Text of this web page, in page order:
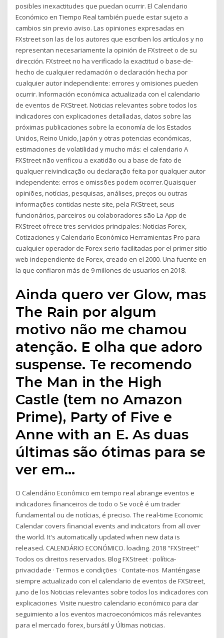
posibles inexactitudes que puedan ocurrir. El Calendario
Económico en Tiempo Real también puede estar sujeto a
cambios sin previo aviso. Las opiniones expresadas en
FXstreet son las de los autores que escriben los artículos y no
representan necesariamente la opinión de FXstreet o de su
dirección. FXstreet no ha verificado la exactitud o base-de-
hecho de cualquier reclamación o declaración hecha por
cualquier autor independiente: errores y omisiones pueden
ocurrir. Información económica actualizada con el calendario
de eventos de FXStreet. Noticias relevantes sobre todos los
indicadores con explicaciones detalladas, datos sobre las
próximas publicaciones sobre la economía de los Estados
Unidos, Reino Unido, Japón y otras potencias económicas,
estimaciones de volatilidad y mucho más: el calendario A
FXStreet não verificou a exatidão ou a base de fato de
qualquer reivindicação ou declaração feita por qualquer autor
independente: erros e omissões podem ocorrer.Quaisquer
opiniões, notícias, pesquisas, análises, preços ou outras
informações contidas neste site, pela FXStreet, seus
funcionários, parceiros ou colaboradores são La App de
FXStreet ofrece tres servicios principales: Noticias Forex,
Cotizaciones y Calendario Económico Herramientas Pro para
cualquier operador de Forex serio facilitadas por el primer sitio
web independiente de Forex, creado en el 2000. Una fuente en
la que confiaron más de 9 millones de usuarios en 2018.
Ainda quero ver Glow, mas
The Rain por algum
motivo não me chamou
atenção. E olha que adoro
suspense. Te recomendo
The Man in the High
Castle (tem no Amazon
Prime), Party of Five e
Anne with an E. As duas
últimas são ótimas para se
ver em…
O Calendário Econômico em tempo real abrange eventos e
indicadores financeiros de todo o Se você é um trader
fundamental ou de notícias, é preciso. The real-time Economic
Calendar covers financial events and indicators from all over
the world. It's automatically updated when new data is
released. CALENDÁRIO ECONÓMICO. loading. 2018 "FXStreet"
Todos os direitos reservados. Blog FXStreet · política-
privacidade · Termos e condições · Contate-nos Manténgase
siempre actualizado con el calendario de eventos de FXStreet,
¡uno de los Noticias relevantes sobre todos los indicadores con
explicaciones Visite nuestro calendario económico para dar
seguimiento a los eventos macroeconómicos más relevantes
para el mercado forex, bursátil y Últimas noticias.